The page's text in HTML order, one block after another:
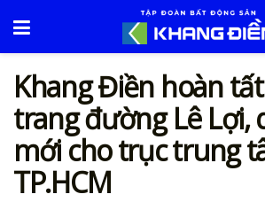
Khang Điền hoàn
trang đường Lê Lợi,
mới cho trục trung
TP.HCM